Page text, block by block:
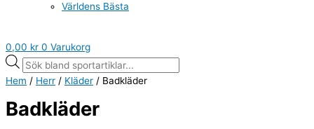
Världens Bästa
0,00 kr 0 Varukorg
Hem / Herr / Kläder / Badkläder
Badkläder